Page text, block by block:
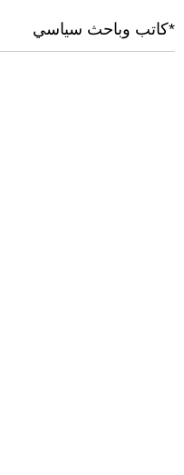
*كاتب وباحث سياسي